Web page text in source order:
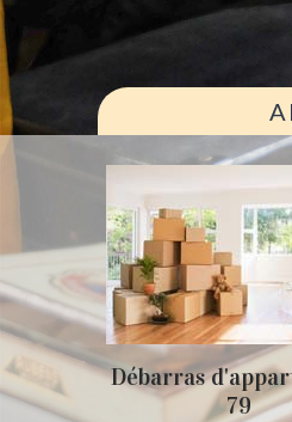
79
Débarras
79